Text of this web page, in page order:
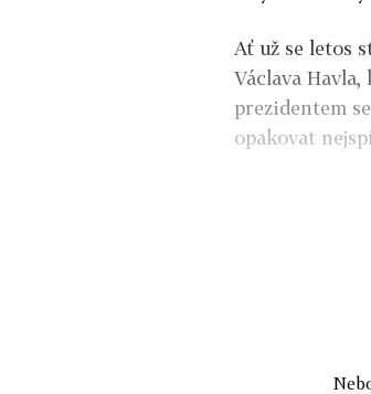
Ať už se letos
Václava
prezidentem
opakovat